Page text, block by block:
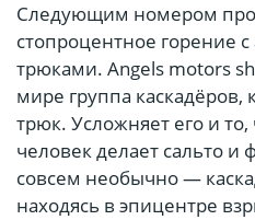
Следующим номером
стопроцентное горение
трюками. Angels motors
мире группа каскадёров,
трюк. Усложняет его и
человек делает сальто и
совсем необычно —
находясь в эпицентре